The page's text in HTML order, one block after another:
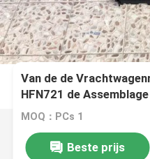
Van de de
HFN721 de
MOQ：PCs 1
Beste prijs